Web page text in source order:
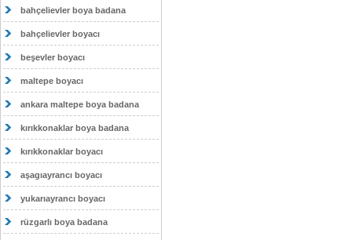
bahçelievler boya badana
bahçelievler boyacı
beşevler boyacı
maltepe boyacı
ankara maltepe boya badana
kırıkkonaklar boya badana
kırıkkonaklar boyacı
aşagıayrancı boyacı
yukarıayrancı boyacı
rüzgarlı boya badana